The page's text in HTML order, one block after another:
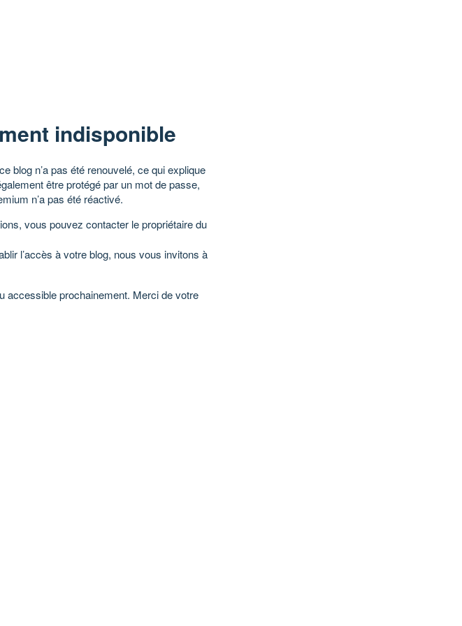
indisponible
blog n’a pas été renouvelé, ce qui explique
être protégé par un mot de passe,
n’a pas été réactivé.
vous pouvez contacter le propriétaire du
l’accès à votre blog, nous vous invitons à
accessible prochainement. Merci de votre